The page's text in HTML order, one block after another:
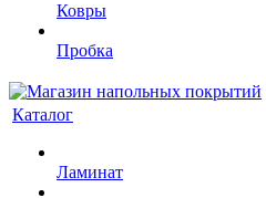
Ковры
Пробка
Каталог
Ламинат